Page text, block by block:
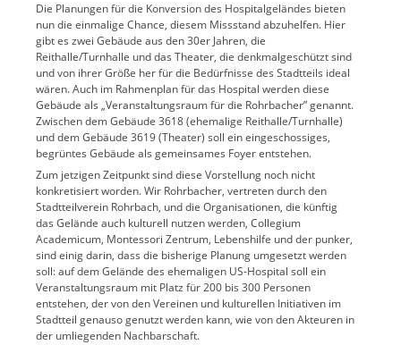
Die Planungen für die Konversion des Hospitalgeländes bieten
nun die einmalige Chance, diesem Missstand abzuhelfen. Hier
gibt es zwei Gebäude aus den 30er Jahren, die
Reithalle/Turnhalle und das Theater, die denkmalgeschützt sind
und von ihrer Größe her für die Bedürfnisse des Stadtteils ideal
wären. Auch im Rahmenplan für das Hospital werden diese
Gebäude als „Veranstaltungsraum für die Rohrbacher” genannt.
Zwischen dem Gebäude 3618 (ehemalige Reithalle/Turnhalle)
und dem Gebäude 3619 (Theater) soll ein eingeschossiges,
begrüntes Gebäude als gemeinsames Foyer entstehen.
Zum jetzigen Zeitpunkt sind diese Vorstellung noch nicht
konkretisiert worden. Wir Rohrbacher, vertreten durch den
Stadtteilverein Rohrbach, und die Organisationen, die künftig
das Gelände auch kulturell nutzen werden, Collegium
Academicum, Montessori Zentrum, Lebenshilfe und der punker,
sind einig darin, dass die bisherige Planung umgesetzt werden
soll: auf dem Gelände des ehemaligen US-Hospital soll ein
Veranstaltungsraum mit Platz für 200 bis 300 Personen
entstehen, der von den Vereinen und kulturellen Initiativen im
Stadtteil genauso genutzt werden kann, wie von den Akteuren in
der umliegenden Nachbarschaft.